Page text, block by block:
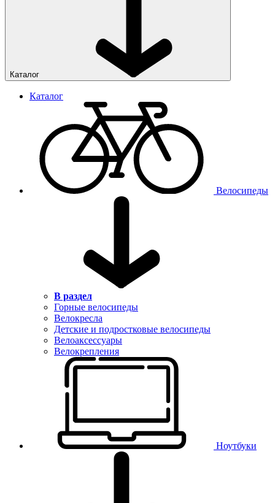
Каталог
Каталог
Велосипеды
В раздел
Горные велосипеды
Велокресла
Детские и подростковые велосипеды
Велоаксессуары
Велокрепления
Ноутбуки